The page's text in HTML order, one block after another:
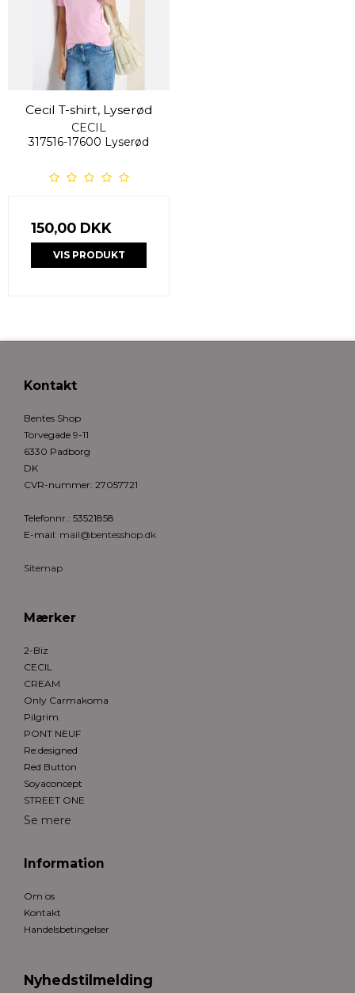
Cecil T-shirt, Lyserød
CECIL
317516-17600 Lyserød
150,00 DKK
VIS PRODUKT
Kontakt
Bentes Shop
Torvegade 9-11
6330 Padborg
DK
CVR-nummer: 27057721
Telefonnr.: 53521858
E-mail: mail@bentesshop.dk
Sitemap
Mærker
2-Biz
CECIL
CREAM
Only Carmakoma
Pilgrim
PONT NEUF
Re:designed
Red Button
Soyaconcept
STREET ONE
Se mere
Information
Om os
Kontakt
Handelsbetingelser
Nyhedstilmelding